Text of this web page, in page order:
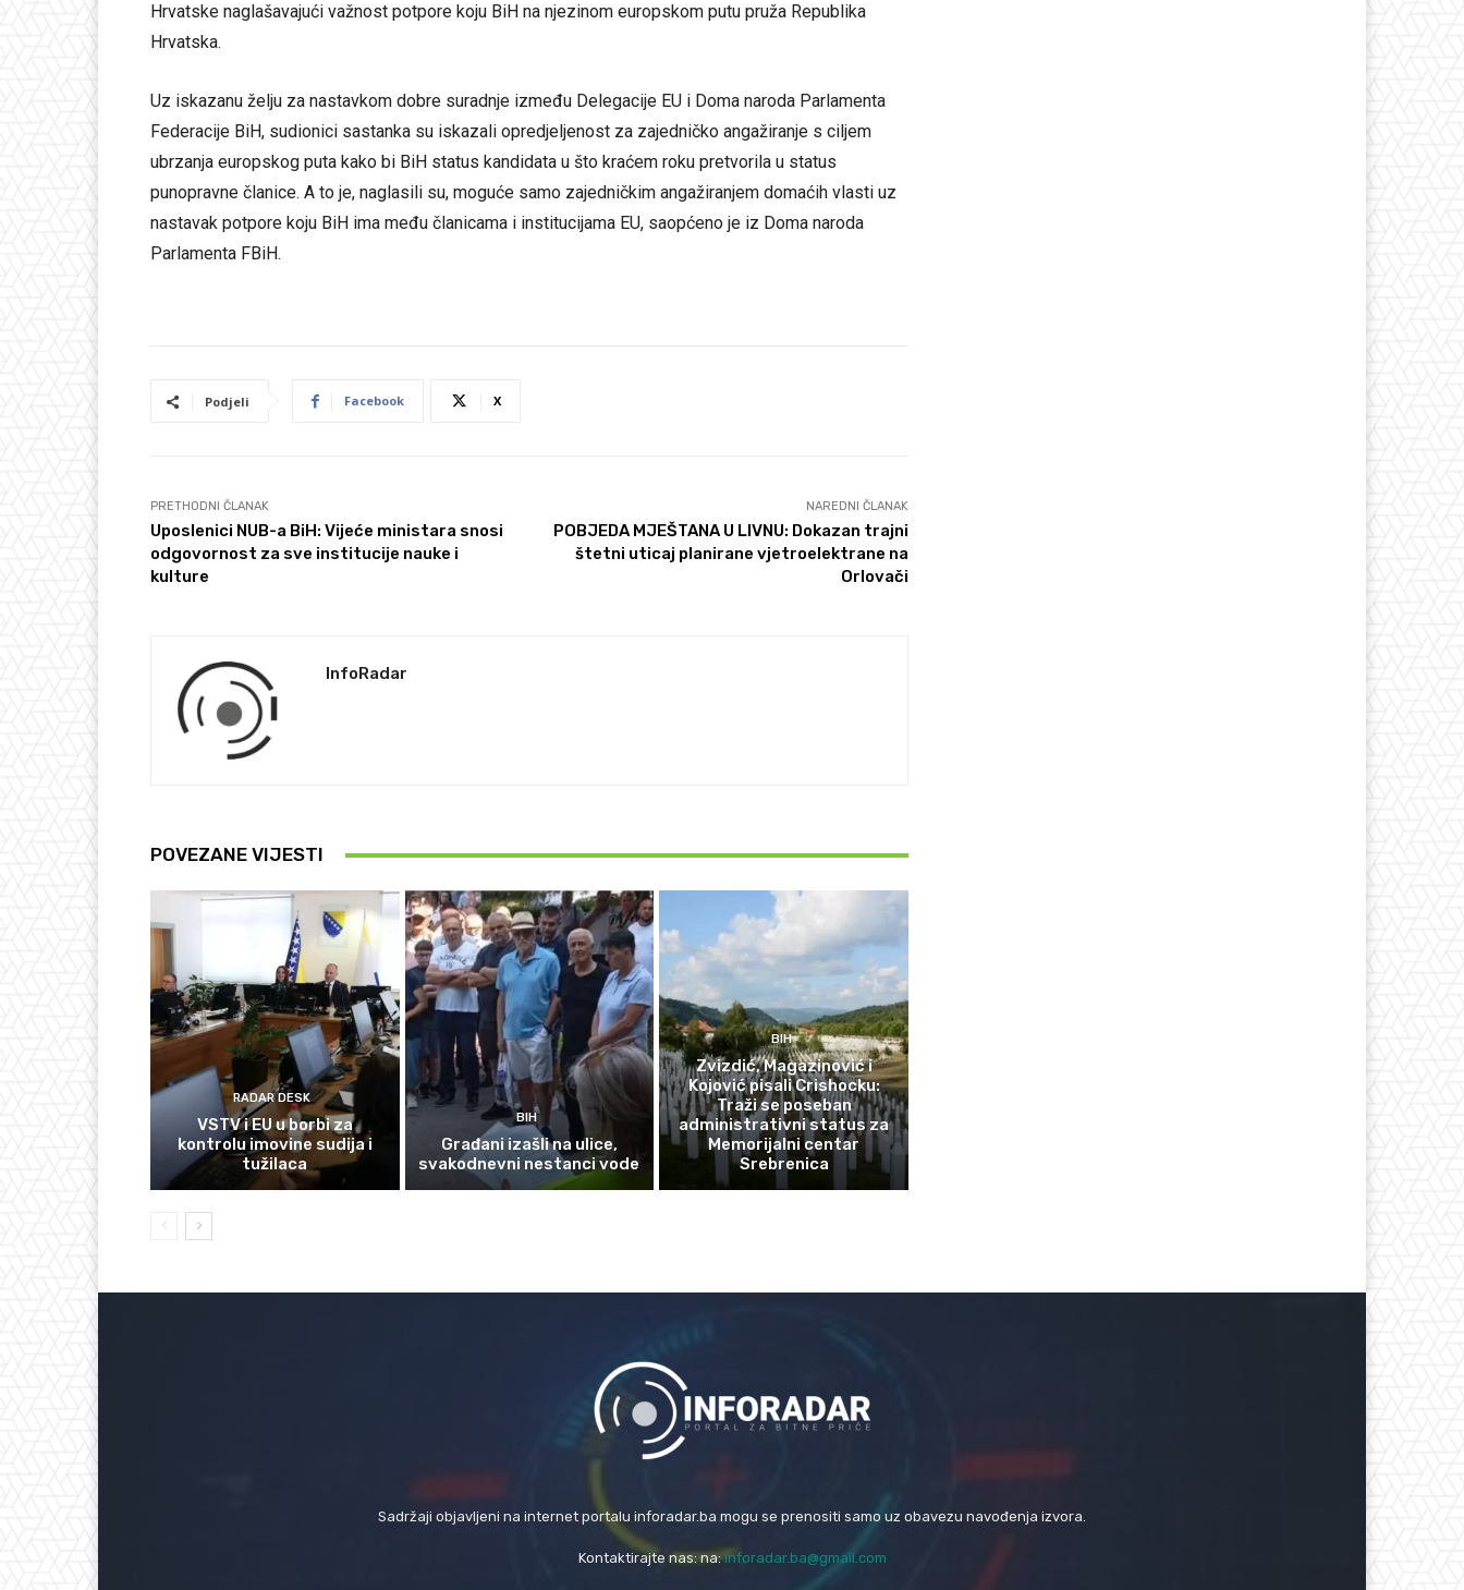
Hrvatske naglašavajući važnost potpore koju BiH na njezinom europskom putu pruža Republika
Hrvatska.
Uz iskazanu želju za nastavkom dobre suradnje između Delegacije EU i Doma naroda Parlamenta
Federacije BiH, sudionici sastanka su iskazali opredjeljenost za zajedničko angažiranje s ciljem
ubrzanja europskog puta kako bi BiH status kandidata u što kraćem roku pretvorila u status
punopravne članice. A to je, naglasili su, moguće samo zajedničkim angažiranjem domaćih vlasti uz
nastavak potpore koju BiH ima među članicama i institucijama EU, saopćeno je iz Doma naroda
Parlamenta FBiH.
Podjeli Facebook X
PRETHODNI ČLANAK
Uposlenici NUB-a BiH: Vijeće ministara snosi
odgovornost za sve institucije nauke i
kulture
NAREDNI ČLANAK
POBJEDA MJEŠTANA U LIVNU: Dokazan trajni
štetni uticaj planirane vjetroelektrane na
Orlovači
InfoRadar
POVEZANE VIJESTI
RADAR DESK
VSTV i EU u borbi za
kontrolu imovine sudija i
tužilaca
BIH
Građani izašli na ulice,
svakodnevni nestanci vode
BIH
Zvizdić, Magazinović i
Kojović pisali Crishocku:
Traži se poseban
administrativni status za
Memorijalni centar
Srebrenica
Sadržaji objavljeni na internet portalu inforadar.ba mogu se prenositi samo uz obavezu navođenja izvora.
Kontaktirajte nas: na:inforadar.ba@gmail.com